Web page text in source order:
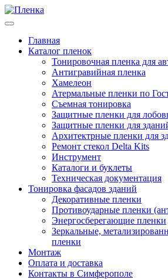
Главная
Каталог пленок
Тонировочная пленка для
Антигравийная пленка
Хамелеон
Атермальные пленки по
Съемная тонировка
Защитные пленки для
Защитные пленки для
Архитектрные пленки для
Ремонт стекол Delta Kits
Инструмент
Каталоги и буклеты
Техническая документация
Тонировка фасадов зданий
Декоративные пленки
Противоударные пленки
Энергосберегающие пленки
Зеркальные,
пленки
Монтаж
Оплата и доставка
Контакты в Симферополе